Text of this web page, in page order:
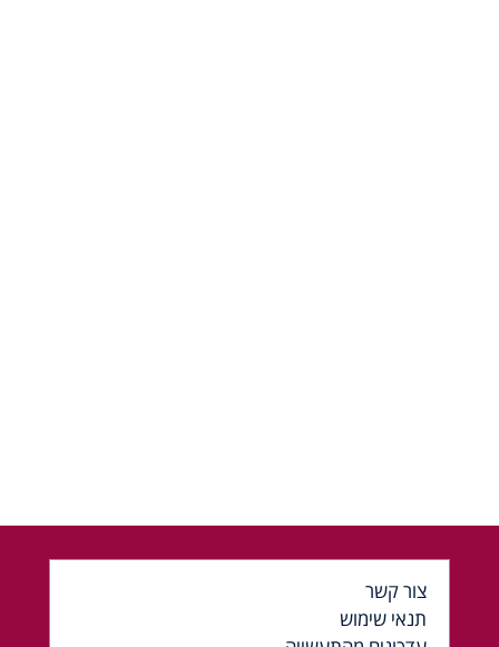
צור קשר
תנאי שימוש